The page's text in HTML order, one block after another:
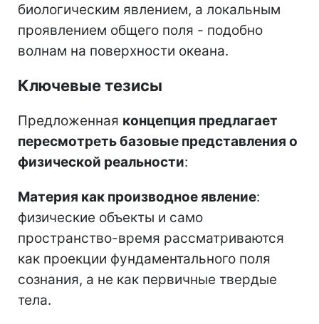
биологическим явлением, а локальным
проявлением общего поля - подобно
волнам на поверхности океана.
Ключевые тезисы
Предложенная концепция предлагает
пересмотреть базовые представления о
физической реальности:
Материя как производное явление:
физические объекты и само
пространство-время рассматриваются
как проекции фундаментального поля
сознания, а не как первичные твердые
тела.